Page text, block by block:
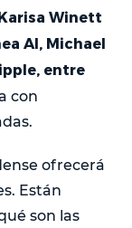
Winett
AI, Michael
entre
con
ofrecerá
Están
son las